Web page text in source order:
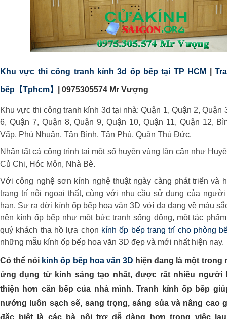
Khu vực thi công tranh kính 3d ốp bếp tại TP HCM |
bếp【Tphcm】 0975305574 Mr Vượng
Khu vực thi công tranh kính 3d tại nhà: Quận 1, Quận 2, Quận
6, Quận 7, Quận 8, Quận 9, Quận 10, Quận 11, Quận 12,
Vấp, Phú Nhuận, Tân Bình, Tân Phú, Quận Thủ Đức.
Nhận tất cả công trình tại một số huyện vùng lân cận như
Củ Chi, Hóc Môn, Nhà Bè.
Với công nghệ sơn kính nghệ thuật ngày càng phát triển và
trang trí nội ngoại thất, cùng với nhu cầu sử dụng của
hạn. Sự ra đời kính ốp bếp hoa văn 3D với đa dạng về màu
nên kính ốp bếp như một bức tranh sống động, một tác
quý khách tha hồ lựa chọn kính ốp bếp trang trí cho phòng
những mẫu kính ốp bếp hoa văn 3D đẹp và mới nhất hiện nay.
Có thể nói kính ốp bếp hoa văn 3D hiện đang là một
ứng dụng từ kính sáng tạo nhất, được rất nhiều người
thiện hơn căn bếp của nhà mình. Tranh kính ốp bếp
nướng luôn sạch sẽ, sang trọng, sáng sủa và nâng cao
đặc biệt là các bà nội trợ dễ dàng hơn trong việc